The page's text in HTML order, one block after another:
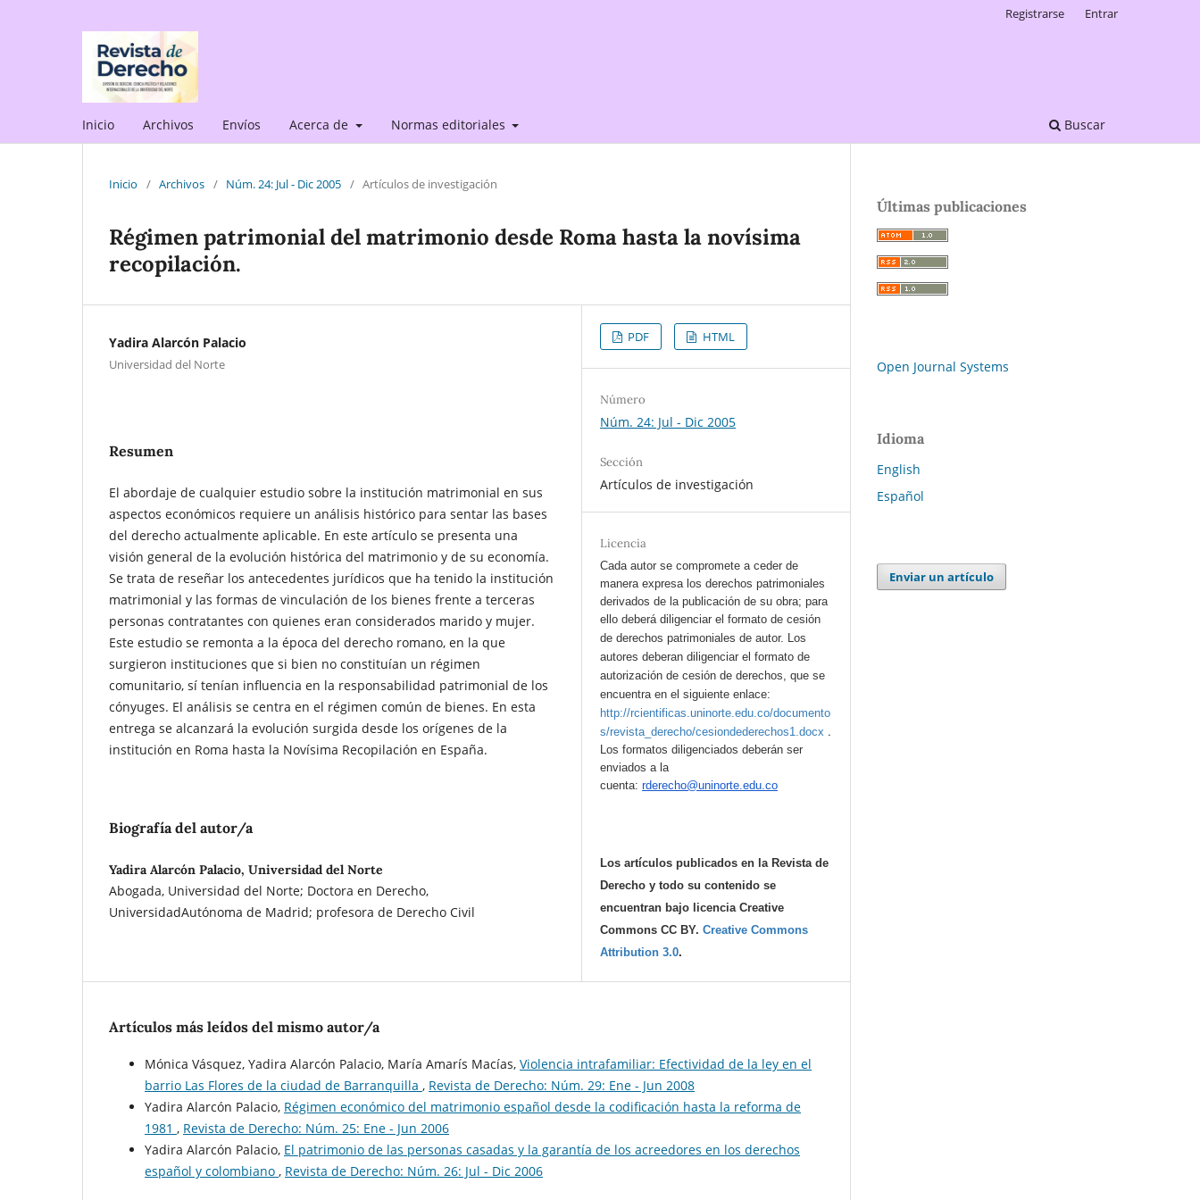
Inicio Archivos Envíos Acerca de Normas editoriales Buscar
Registrarse Entrar
Inicio / Archivos / Núm. 24: Jul - Dic 2005 / Artículos de investigación
Régimen patrimonial del matrimonio desde Roma hasta la novísima
recopilación.
Yadira Alarcón Palacio
Universidad del Norte
Resumen
El abordaje de cualquier estudio sobre la institución matrimonial en sus
aspectos económicos requiere un análisis histórico para sentar las bases
del derecho actualmente aplicable. En este artículo se presenta una
visión general de la evolución histórica del matrimonio y de su economía.
Se trata de reseñar los antecedentes jurídicos que ha tenido la institución
matrimonial y las formas de vinculación de los bienes frente a terceras
personas contratantes con quienes eran considerados marido y mujer.
Este estudio se remonta a la época del derecho romano, en la que
surgieron instituciones que si bien no constituían un régimen
comunitario, sí tenían influencia en la responsabilidad patrimonial de los
cónyuges. El análisis se centra en el régimen común de bienes. En esta
entrega se alcanzará la evolución surgida desde los orígenes de la
institución en Roma hasta la Novísima Recopilación en España.
Biografía del autor/a
Yadira Alarcón Palacio, Universidad del Norte
Abogada, Universidad del Norte; Doctora en Derecho,
UniversidadAutónoma de Madrid; profesora de Derecho Civil
PDF HTML
Número
Núm. 24: Jul - Dic 2005
Sección
Artículos de investigación
Licencia
Cada autor se compromete a ceder de
manera expresa los derechos patrimoniales
derivados de la publicación de su obra; para
ello deberá diligenciar el formato de cesión
de derechos patrimoniales de autor.
Los
autores deberan diligenciar el formato de
autorización de cesión de derechos, que se
encuentra en el siguiente enlace:
http://rcientificas.uninorte.edu.co/documento
s/revista_derecho/cesiondederechos1.docx .
Los formatos diligenciados deberán ser
enviados a la
cuenta:rderecho@uninorte.edu.co
Los artículos publicados en la Revista de
Derecho y todo su contenido se
encuentran bajo licencia Creative
Commons CC BY.Creative Commons
Attribution 3.0.
Artículos más leídos del mismo autor/a
Mónica Vásquez, Yadira Alarcón Palacio, María Amarís Macías, Violencia intrafamiliar: Efectividad de la ley en el
barrio Las Flores de la ciudad de Barranquilla , Revista de Derecho: Núm. 29: Ene - Jun 2008
Yadira Alarcón Palacio, Régimen económico del matrimonio español desde la codificación hasta la reforma de
1981 , Revista de Derecho: Núm. 25: Ene - Jun 2006
Yadira Alarcón Palacio, El patrimonio de las personas casadas y la garantía de los acreedores en los derechos
español y colombiano , Revista de Derecho: Núm. 26: Jul - Dic 2006
Últimas publicaciones
Open Journal Systems
Idioma
English
Español
Enviar un artículo